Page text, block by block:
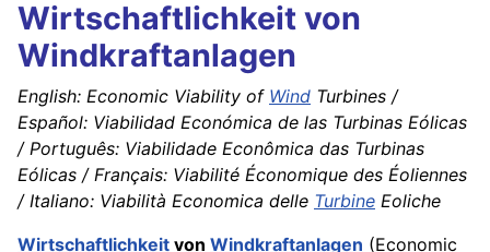
Wirtschaftlichkeit von
Windkraftanlagen
English: Economic Viability of Wind Turbines /
Español: Viabilidad Económica de las Turbinas Eólicas
/ Português: Viabilidade Econômica das Turbinas
Eólicas / Français: Viabilité Économique des Éoliennes
/ Italiano: Viabilità Economica delle Turbine Eoliche
Wirtschaftlichkeit von Windkraftanlagen (Economic